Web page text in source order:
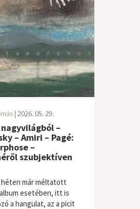
| 2026. 05. 29.
–
– Amiri – Pagé:
–
szubjektíven
héten már méltatott
esetében, itt is
a hangulat, az a picit